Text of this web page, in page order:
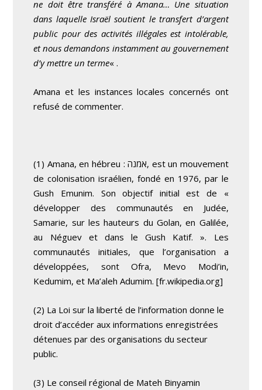
ne doit être transféré à Amana… Une situation
dans laquelle Israël soutient le transfert d’argent
public pour des activités illégales est intolérable,
et nous demandons instamment au gouvernement
d’y mettre un terme« .
Amana et les instances locales concernés ont
refusé de commenter.
(1) Amana, en hébreu : אמנה, est un mouvement
de colonisation israélien, fondé en 1976, par le
Gush Emunim. Son objectif initial est de «
développer des communautés en Judée,
Samarie, sur les hauteurs du Golan, en Galilée,
au Néguev et dans le Gush Katif. ». Les
communautés initiales, que l’organisation a
développées, sont Ofra, Mevo Modi’in,
Kedumim, et Ma’aleh Adumim. [fr.wikipedia.org]
(2) La Loi sur la liberté de l’information donne le
droit d’accéder aux informations enregistrées
détenues par des organisations du secteur
public.
(3) Le conseil régional de Mateh Binyamin